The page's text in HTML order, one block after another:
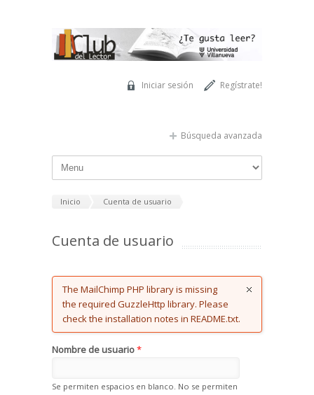
Regístrate!
Iniciar sesión
Búsqueda avanzada
Inicio Cuenta de usuario
Cuenta de usuario
Error message
The MailChimp PHP library is missing
the required GuzzleHttp library. Please
check the installation notes in README.txt.
Nombre de usuario*
Se permiten espacios en blanco. No se permiten